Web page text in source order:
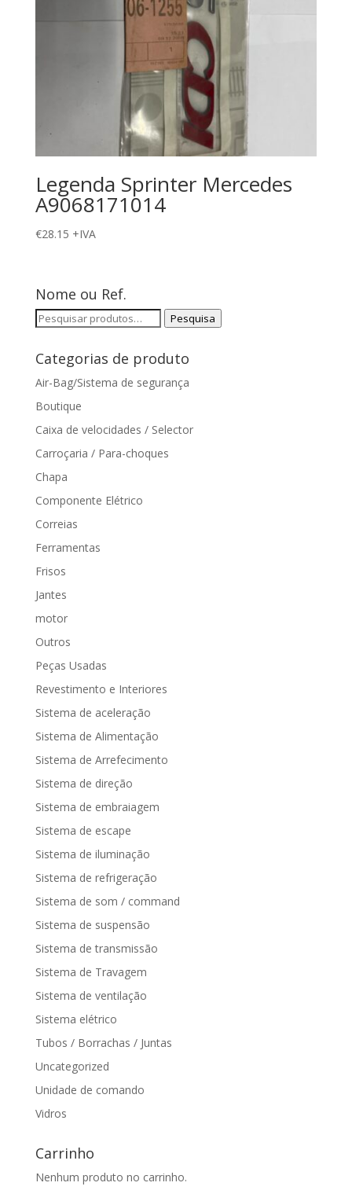
Legenda Sprinter Mercedes
A9068171014
€28.15 +IVA
Nome ou Ref.
Pesquisar
Pesquisa
Categorias de produto
Air-Bag/Sistema de segurança
Boutique
Caixa de velocidades / Selector
Carroçaria / Para-choques
Chapa
Componente Elétrico
Correias
Ferramentas
Frisos
Jantes
motor
Outros
Peças Usadas
Revestimento e Interiores
Sistema de aceleração
Sistema de Alimentação
Sistema de Arrefecimento
Sistema de direção
Sistema de embraiagem
Sistema de escape
Sistema de iluminação
Sistema de refrigeração
Sistema de som / command
Sistema de suspensão
Sistema de transmissão
Sistema de Travagem
Sistema de ventilação
Sistema elétrico
Tubos / Borrachas / Juntas
Uncategorized
Unidade de comando
Vidros
Carrinho
Nenhum produto no carrinho.